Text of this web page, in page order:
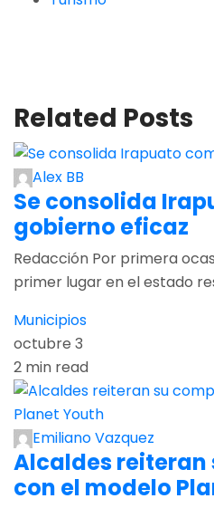
Related Posts
Alex BB
Se consolida
gobierno eficaz
Redacción Por primera
primer lugar en el estado
Municipios
octubre 3
2 min read
Emiliano Vazquez
Alcaldes reiteran
con el modelo